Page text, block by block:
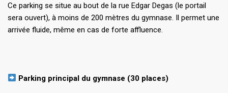
Ce parking se situe au bout de la rue Edgar Degas (le portail
sera ouvert), à moins de 200 mètres du gymnase. Il permet une
arrivée fluide, même en cas de forte affluence.
Parking principal du gymnase (30 places)